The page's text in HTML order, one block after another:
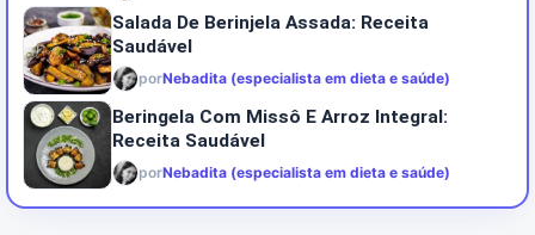
Salada De Berinjela Assada: Receita
Saudável
porNebadita (especialista em dieta e saúde)
Beringela Com Missô E Arroz Integral:
Receita Saudável
porNebadita (especialista em dieta e saúde)